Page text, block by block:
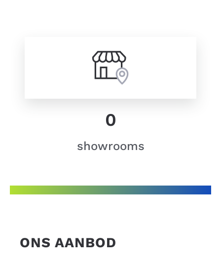
showrooms
0
ONS AANBOD